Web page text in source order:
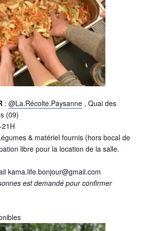
: @La.Récolte.Paysanne , Quai des
(09)
& matériel fournis (hors bocal de
libre pour la location de la salle.
kama.life.bonjour@gmail.com
est demandé pour confirmer